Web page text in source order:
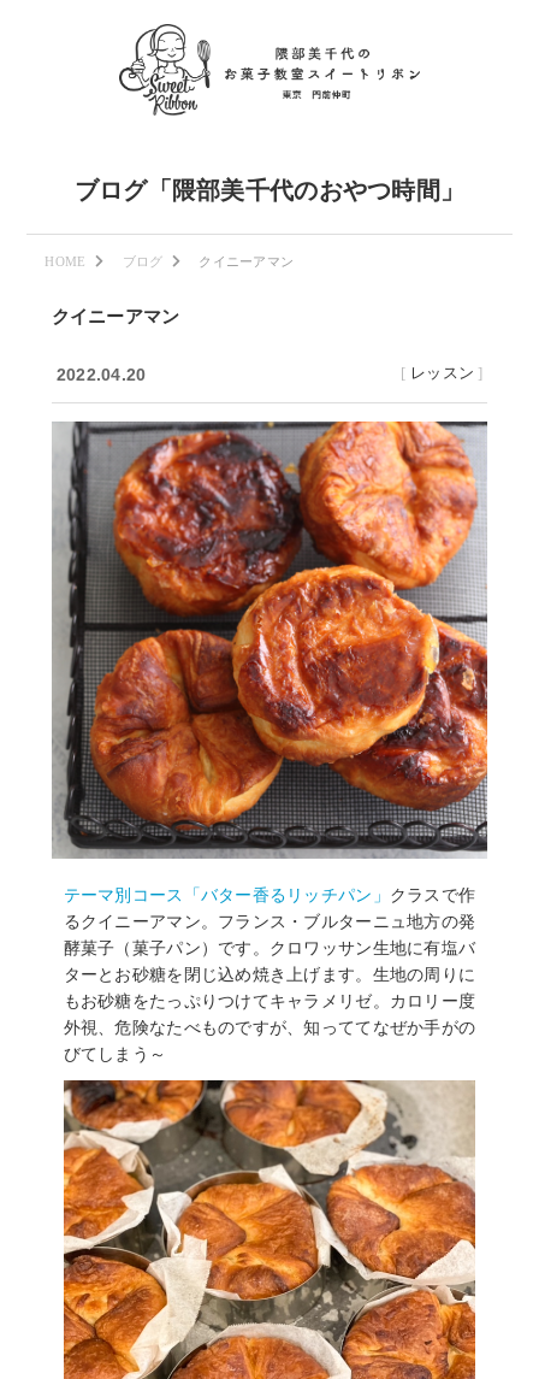
ブログ「隈部美千代のおやつ時間」
HOME ブログ クイニーアマン
クイニーアマン
2022.04.20 [ レッスン ]
テーマ別コース「バター香るリッチパン」 クラスで作
るクイニーアマン。フランス・ブルターニュ地方の発
酵菓子（菓子パン）です。クロワッサン生地に有塩バ
ターとお砂糖を閉じ込め焼き上げます。生地の周りに
もお砂糖をたっぷりつけてキャラメリゼ。カロリー度
外視、危険なたべものですが、知っててなぜか手がの
びてしまう～